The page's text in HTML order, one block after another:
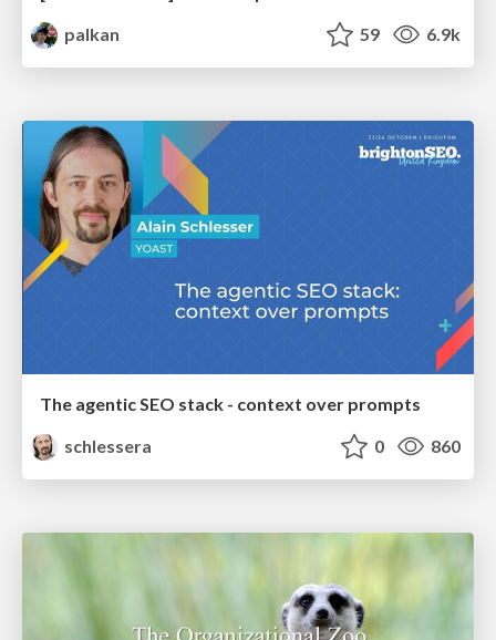
palkan
59 6.9k
The agentic SEO stack - context over prompts
schlessera
0 860